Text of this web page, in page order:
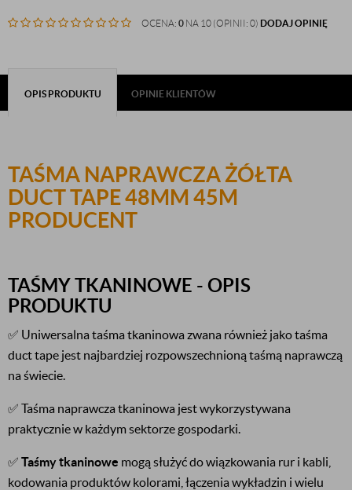
OCENA: 0 NA 10 (OPINII: 0) DODAJ OPINIĘ
OPIS PRODUKTU OPINIE KLIENTÓW
TAŚMA NAPRAWCZA ŻÓŁTA
DUCT TAPE 48MM 45M
PRODUCENT
TAŚMY TKANINOWE - OPIS
PRODUKTU
✅ Uniwersalna taśma tkaninowa zwana również jako taśma
duct tape jest najbardziej rozpowszechnioną taśmą naprawczą
na świecie.
✅ Taśma naprawcza tkaninowa jest wykorzystywana
praktycznie w każdym sektorze gospodarki.
✅ Taśmy tkaninowe mogą służyć do wiązkowania rur i kabli,
kodowania produktów kolorami, łączenia wykładzin i wielu